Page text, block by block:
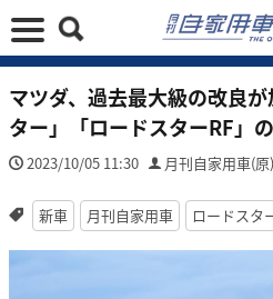
マツダ、過去最大級の改良
ター」「ロードスターRF」
2023/10/05 11:30 月刊自家用車(原)
新車 月刊自家用車 ロードスタ